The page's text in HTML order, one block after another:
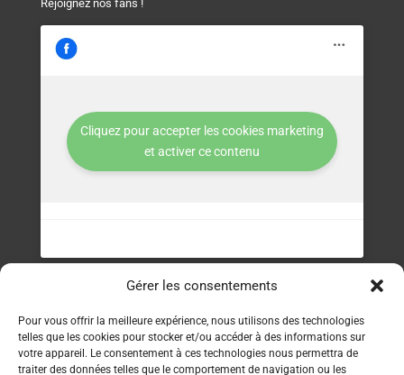
Gérer les consentements
Pour vous offrir la meilleure expérience, nous utilisons des technologies
telles que les cookies pour stocker et/ou accéder à des informations sur
votre appareil. Le consentement à ces technologies nous permettra de
traiter des données telles que le comportement de navigation ou les
Rejoignez nos fans !
Cliquez pour accepter les cookies marketing
et activer ce contenu
Contact
Service clients : 06 70 39 22 68